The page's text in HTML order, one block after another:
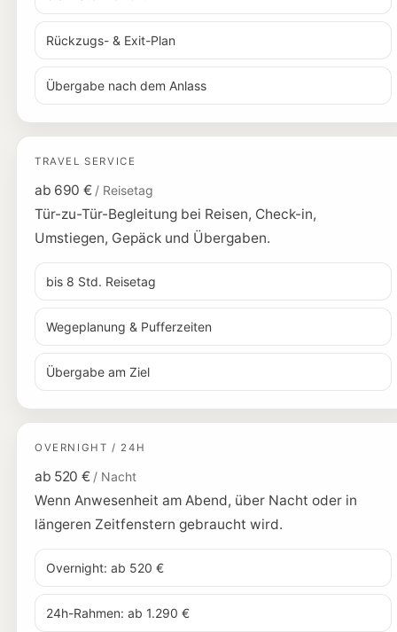
Rückzugs- & Exit-Plan
Übergabe nach dem Anlass
TRAVEL SERVICE
ab 690 € / Reisetag
Tür-zu-Tür-Begleitung bei Reisen, Check-in,
Umstiegen, Gepäck und Übergaben.
bis 8 Std. Reisetag
Wegeplanung & Pufferzeiten
Übergabe am Ziel
OVERNIGHT / 24H
ab 520 € / Nacht
Wenn Anwesenheit am Abend, über Nacht oder in
längeren Zeitfenstern gebraucht wird.
Overnight: ab 520 €
24h-Rahmen: ab 1.290 €